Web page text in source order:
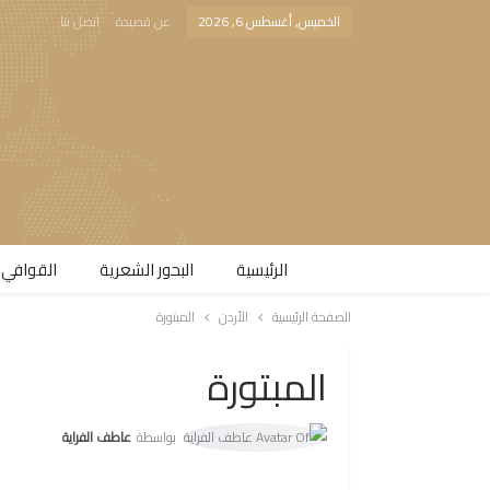
الخميس, أغسطس 6, 2026 عن قصيدة اتصل بنا
الرئيسية البحور الشعرية​
الصفحة الرئيسية الأردن المبتورة
المبتورة
بواسطة عاطف الفراية